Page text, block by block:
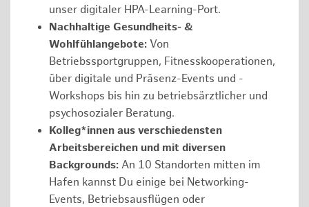
unser digitaler HPA-Learning-Port.
Nachhaltige Gesundheits- &
Wohlfühlangebote: Von
Betriebssportgruppen, Fitnesskooperationen,
über digitale und Präsenz-Events und -
Workshops bis hin zu betriebsärztlicher und
psychosozialer Beratung.
Kolleg*innen aus verschiedensten
Arbeitsbereichen und mit diversen
Backgrounds: An 10 Standorten mitten im
Hafen kannst Du einige bei Networking-
Events, Betriebsausflügen oder